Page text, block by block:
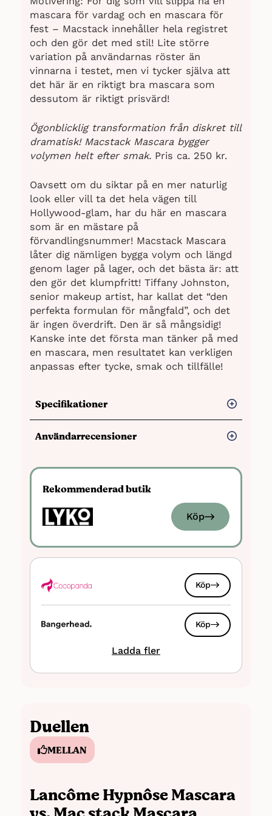
översikt av produktens fördelar och
nackdelar. Det är klart att många ser det
höga priset som en begränsning, men
överlag tycks det finnas en stark tro på
att kvaliteten rättfärdigar kostnaden.
mascara för vardag och en mascara för
fest – Macstack innehåller hela registret
och den gör det med stil! Lite större
variation på användarnas röster än
vinnarna i testet, men vi tycker själva att
det här är en riktigt bra mascara som
dessutom är riktigt prisvärd!
Ögonblicklig transformation från diskret till
dramatisk! Macstack Mascara bygger
volymen helt efter smak. Pris ca. 250 kr.
Oavsett om du siktar på en mer naturlig
look eller vill ta det hela vägen till
Hollywood-glam, har du här en mascara
som är en mästare på
förvandlingsnummer! Macstack Mascara
låter dig nämligen bygga volym och längd
genom lager på lager, och det bästa är: att
den gör det klumpfritt! Tiffany Johnston,
senior makeup artist, har kallat det “den
perfekta formulan för mångfald”, och det
är ingen överdrift. Den är så mångsidig!
Kanske inte det första man tänker på med
en mascara, men resultatet kan verkligen
anpassas efter tycke, smak och tillfälle!
Specifikationer
Pris:
Variabelt
Klumpfrihet:Hög
Volymgivande:Ja, anpassningsbar
Utmärkt
Användarrecensioner
Ger mycket volym och längd
Separerar fransarna effektivt och är
lätt att applicera
Nackdelar
Kan kladda av sig efter flera timmars
användning, men fläckarna upplevs
recensioner från bland annat
Bangerhead((
den mest omfattande bilden av
Macstack mascara.
Rekommenderad butik
Köp
Köp
Köp
Ladda fler
Duellen
MELLAN
Lancôme Hypnôse Mascara